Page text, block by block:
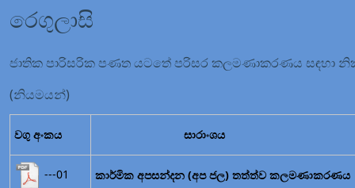
රෙගුලාසි
ජාතික පාරිසරික පණත යටතේ පරිසර කලමණාකරණය සඳහා
(නියමයන්)
වගු අංකය සාරාංශය
---01 කාර්මික අපසන්දන (අප ජල) තත්ත්ව කලමණාකරණය